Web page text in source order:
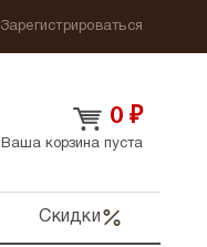
Зарегистрироваться
0 ₽
Ваша корзина пуста
Скидки